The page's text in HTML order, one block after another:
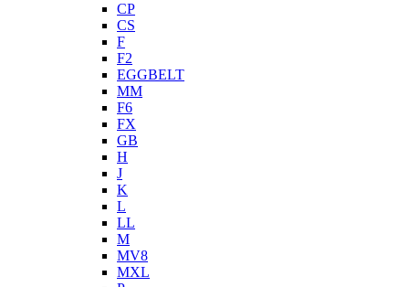
CP
CS
F
F2
EGGBELT
MM
F6
FX
GB
H
J
K
L
LL
M
MV8
MXL